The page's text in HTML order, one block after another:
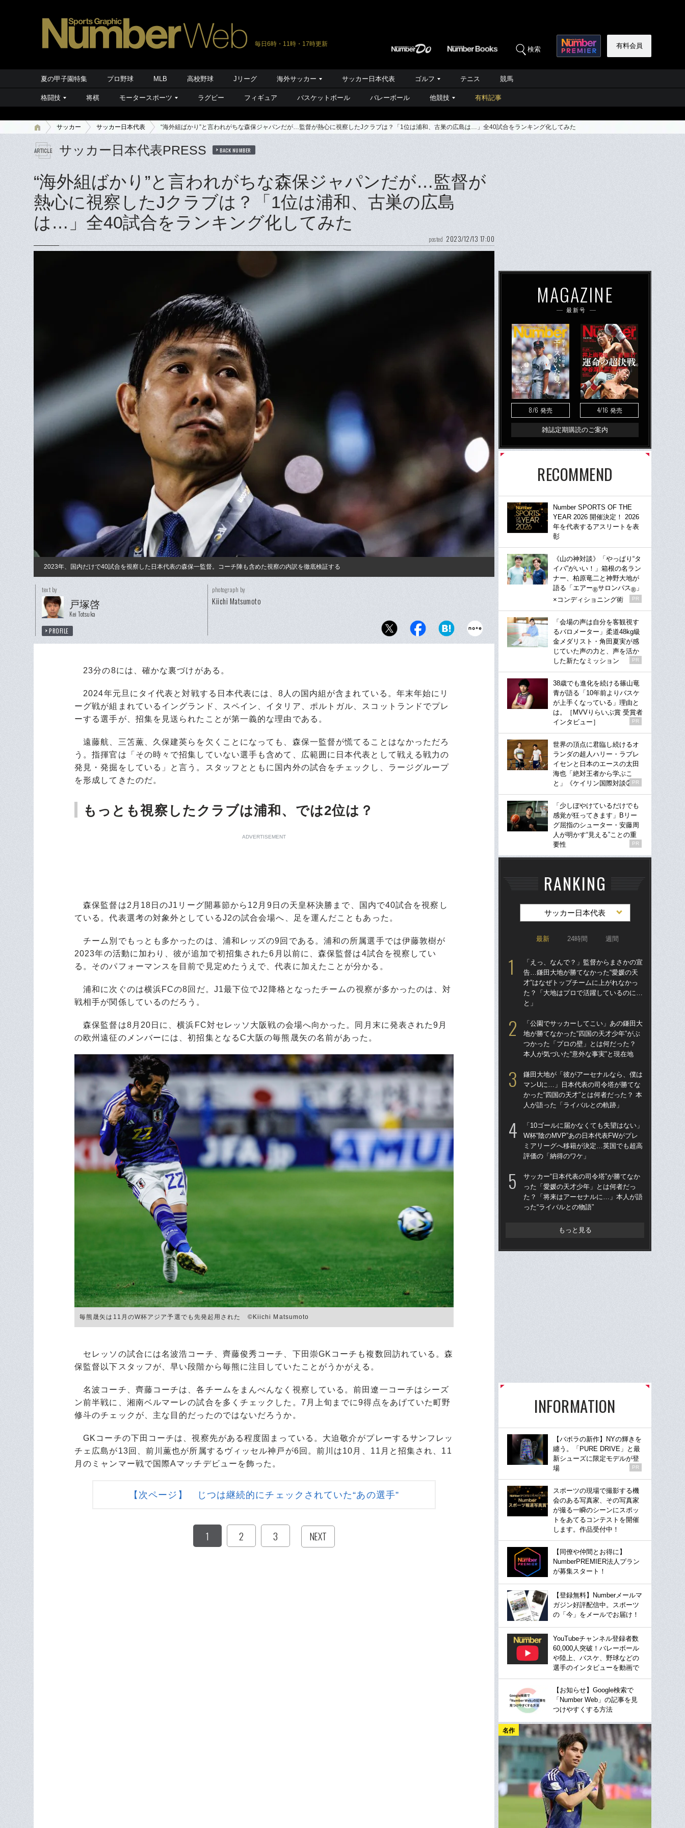
毎日6時・11時・17時更新
検索 有料会員
夏の甲子園特集 プロ野球 MLB 高校野球 Jリーグ 海外サッカー サッカー日本代表 ゴルフ テニス 競馬
格闘技 将棋 モータースポーツ ラグビー フィギュア バスケットボール バレーボール 他競技 有料記事
サッカー サッカー日本代表 “海外組ばかり”と言われがちな森保ジャパンだが…監督が熱心に視察したJクラブは？「1位は浦和、古巣の広島は…」全40試合をランキング化してみた
サッカー日本代表PRESS BACK NUMBER
“海外組ばかり”と言われがちな森保ジャパンだが…監督が
熱心に視察したJクラブは？「1位は浦和、古巣の広島
は…」全40試合をランキング化してみた
posted 2023/12/13 17:00
2023年、国内だけで40試合を視察した日本代表の森保一監督。コーチ陣も含めた視察の内訳を徹底検証する
text by
戸塚啓
Kei Totsuka
PROFILE
photograph by
Kiichi Matsumoto
23分の8には、確かな裏づけがある。
2024年元旦にタイ代表と対戦する日本代表には、8人の国内組が含まれている。年末年始にリ
ーグ戦が組まれているイングランド、スペイン、イタリア、ポルトガル、スコットランドでプレ
ーする選手が、招集を見送られたことが第一義的な理由である。
遠藤航、三笘薫、久保建英らを欠くことになっても、森保一監督が慌てることはなかっただろ
う。指揮官は「その時々で招集していない選手も含めて、広範囲に日本代表として戦える戦力の
発見・発掘をしている」と言う。スタッフとともに国内外の試合をチェックし、ラージグループ
を形成してきたのだ。
もっとも視察したクラブは浦和、では2位は？
ADVERTISEMENT
森保監督は2月18日のJ1リーグ開幕節から12月9日の天皇杯決勝まで、国内で40試合を視察し
ている。代表選考の対象外としているJ2の試合会場へ、足を運んだこともあった。
チーム別でもっとも多かったのは、浦和レッズの9回である。浦和の所属選手では伊藤敦樹が
2023年の活動に加わり、彼が追加で初招集された6月以前に、森保監督は4試合を視察してい
る。そのパフォーマンスを目前で見定めたうえで、代表に加えたことが分かる。
浦和に次ぐのは横浜FCの8回だ。J1最下位でJ2降格となったチームの視察が多かったのは、対
戦相手が関係しているのだろう。
森保監督は8月20日に、横浜FC対セレッソ大阪戦の会場へ向かった。同月末に発表された9月
の欧州遠征のメンバーには、初招集となるC大阪の毎熊晟矢の名前があった。
毎熊晟矢は11月のW杯アジア予選でも先発起用された ©Kiichi Matsumoto
セレッソの試合には名波浩コーチ、齊藤俊秀コーチ、下田崇GKコーチも複数回訪れている。森
保監督以下スタッフが、早い段階から毎熊に注目していたことがうかがえる。
名波コーチ、齊藤コーチは、各チームをまんべんなく視察している。前田遼一コーチはシーズ
ン前半戦に、湘南ベルマーレの試合を多くチェックした。7月上旬までに9得点をあげていた町野
修斗のチェックが、主な目的だったのではないだろうか。
GKコーチの下田コーチは、視察先がある程度固まっている。大迫敬介がプレーするサンフレッ
チェ広島が13回、前川薫也が所属するヴィッセル神戸が6回。前川は10月、11月と招集され、11
月のミャンマー戦で国際Aマッチデビューを飾った。
【次ページ】 じつは継続的にチェックされていた“あの選手”
1 2 3 NEXT
MAGAZINE
最新号
8/6 発売 4/16 発売
雑誌定期購読のご案内
RECOMMEND
Number SPORTS OF THE
YEAR 2026 開催決定！ 2026
年を代表するアスリートを表
彰
《山の神対談》「やっぱり“タ
イパ”がいい！」箱根の名ラン
ナー、柏原竜二と神野大地が
語る「エアー®サロンパス® 」
×コンディショニング術
PR
「会場の声は自分を客観視す
るバロメーター」柔道48kg級
金メダリスト・角田夏実が感
じていた声の力と、声を活か
した新たなミッション
PR
38歳でも進化を続ける篠山竜
青が語る「10年前よりバスケ
が上手くなっている」理由と
は。［MVVりらいぶ賞 受賞者
インタビュー］
PR
世界の頂点に君臨し続けるオ
ランダの超人ハリー・ラブレ
イセンと日本のエースの太田
海也「絶対王者から学ぶこ
と」《ケイリン国際対談②》
PR
「少しぼやけているだけでも
感覚が狂ってきます」Bリー
グ屈指のシューター・安藤周
人が明かす“見える”ことの重
要性
PR
RANKING
サッカー日本代表
最新 24時間 週間
「えっ、なんで？」監督からまさかの宣
告…鎌田大地が勝てなかった“愛媛の天
才”はなぜトップチームに上がれなかっ
た？「大地はプロで活躍しているのに…
と」
「公園でサッカーしてこい」あの鎌田大
地が勝てなかった“四国の天才少年”がぶ
つかった「プロの壁」とは何だった？
本人が気づいた“意外な事実”と現在地
鎌田大地が「彼がアーセナルなら、僕は
マンUに…」日本代表の司令塔が勝てな
かった“四国の天才”とは何者だった？ 本
人が語った「ライバルとの軌跡」
「10ゴールに届かなくても失望はない」
W杯“陰のMVP”あの日本代表FWがプレ
ミアリーグへ移籍が決定…英国でも超高
評価の「納得のワケ」
サッカー“日本代表の司令塔”が勝てなか
った「愛媛の天才少年」とは何者だっ
た？「将来はアーセナルに…」本人が語
った“ライバルとの物語”
もっと見る
INFORMATION
【バボラの新作】NYの輝きを
纏う。「PURE DRIVE」と最
新シューズに限定モデルが登
場
PR
スポーツの現場で撮影する機
会のある写真家、その写真家
が撮る一瞬のシーンにスポッ
トをあてるコンテストを開催
します。作品受付中！
【同僚や仲間とお得に】
NumberPREMIER法人プラン
が募集スタート！
【登録無料】Numberメールマ
ガジン好評配信中。スポーツ
の「今」をメールでお届け！
YouTubeチャンネル登録者数
60,000人突破！バレーボール
や陸上、バスケ、野球などの
選手のインタビューを動画で
【お知らせ】Google検索で
「Number Web」の記事を見
つけやすくする方法
名作